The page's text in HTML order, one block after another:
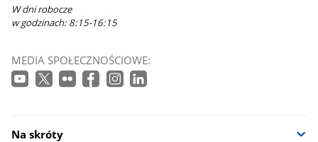
W dni robocze
w godzinach: 8:15-16:15
MEDIA SPOŁECZNOŚCIOWE:
Na skróty